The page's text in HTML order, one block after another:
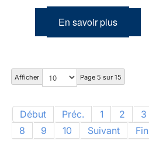
En savoir plus
Afficher Page 5 sur 15
Début Préc. 1 2 3
8
9 10 Suivant Fin